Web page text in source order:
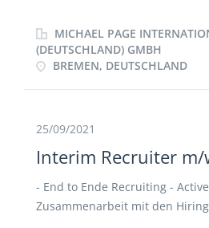
MICHAEL PAGE
(DEUTSCHLAND) GMBH
BREMEN, DEUTSCHLAND
25/09/2021
Interim Recruiter
- End to Ende Recruiting -
Zusammenarbeit mit den